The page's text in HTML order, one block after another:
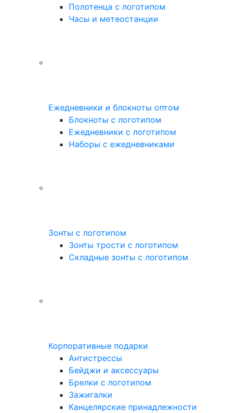
Полотенца с логотипом
Часы и метеостанции
Ежедневники и блокноты оптом
Блокноты с логотипом
Ежедневники с логотипом
Наборы с ежедневниками
Зонты с логотипом
Зонты трости с логотипом
Складные зонты с логотипом
Корпоративные подарки
Антистрессы
Бейджи и аксессуары
Брелки с логотипом
Зажигалки
Канцелярские принадлежности